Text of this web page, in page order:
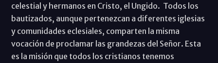
celestial y hermanos en Cristo, el Ungido. Todos los
bautizados, aunque pertenezcan a diferentes iglesias
y comunidades eclesiales, comparten la misma
vocación de proclamar las grandezas del Señor. Esta
es la misión que todos los cristianos tenemos